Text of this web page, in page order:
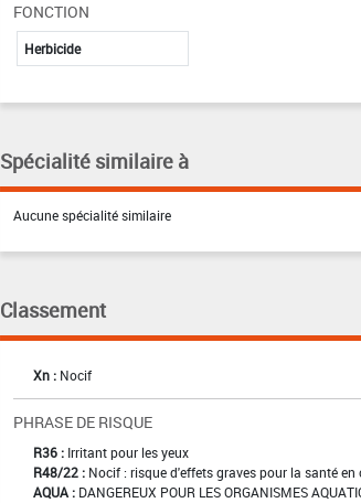
FONCTION
Herbicide
Spécialité similaire à
Aucune spécialité similaire
Classement
Xn : Nocif
PHRASE DE RISQUE
R36 : Irritant pour les yeux
R48/22 : Nocif : risque d'effets graves pour la santé
AQUA : DANGEREUX POUR LES ORGANISMES